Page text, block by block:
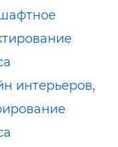
интерьеров,